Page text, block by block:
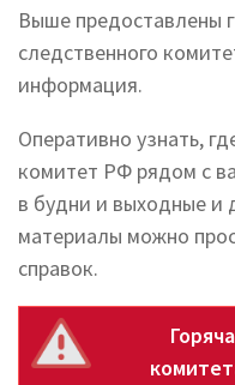
Выше предоставлены
следственного
информация.
Оперативно узнать,
комитет РФ рядом с
в будни и выходные и
материалы можно
справок.